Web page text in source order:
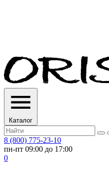
Каталог
8 (800) 775-23-10
пн-пт 09:00 до 17:00
0